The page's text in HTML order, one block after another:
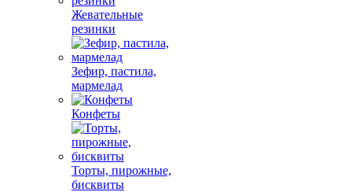
Жевательные
резинки
Зефир, пастила,
мармелад
Конфеты
Торты, пирожные,
бисквиты